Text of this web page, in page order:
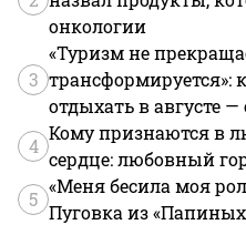
онкологии
3
«Туризм не
трансформируется»:
отдыхать в августе —
4
Кому признаются в
сердце: любовный
5
«Меня бесила моя
Пуговка из